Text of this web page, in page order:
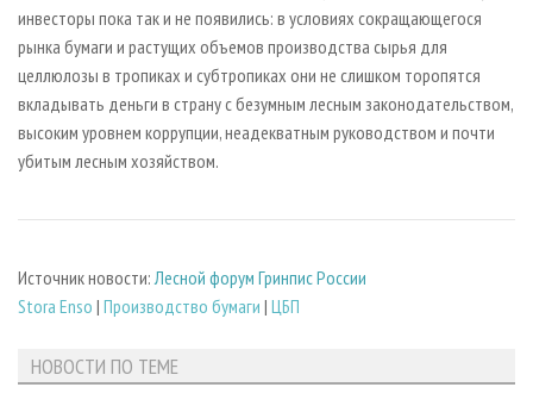
инвесторы пока так и не появились: в условиях сокращающегося
рынка бумаги и растущих объемов производства сырья для
целлюлозы в тропиках и субтропиках они не слишком торопятся
вкладывать деньги в страну с безумным лесным законодательством,
высоким уровнем коррупции, неадекватным руководством и почти
убитым лесным хозяйством.
Источник новости:Лесной форум Гринпис России
Stora Enso | Производство бумаги | ЦБП
НОВОСТИ ПО ТЕМЕ